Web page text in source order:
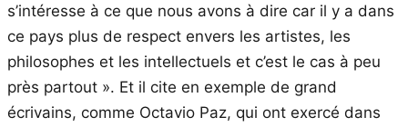
s’intéresse à ce que nous avons à dire car il y a dans
ce pays plus de respect envers les artistes, les
philosophes et les intellectuels et c’est le cas à peu
près partout ». Et il cite en exemple de grand
écrivains, comme Octavio Paz, qui ont exercé dans